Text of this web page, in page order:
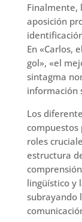
Finalmente,
aposición
En «Carlos,
gol», «el
sintagma
información
Los
compuestos
roles
estructura
lingüístico y
subrayando